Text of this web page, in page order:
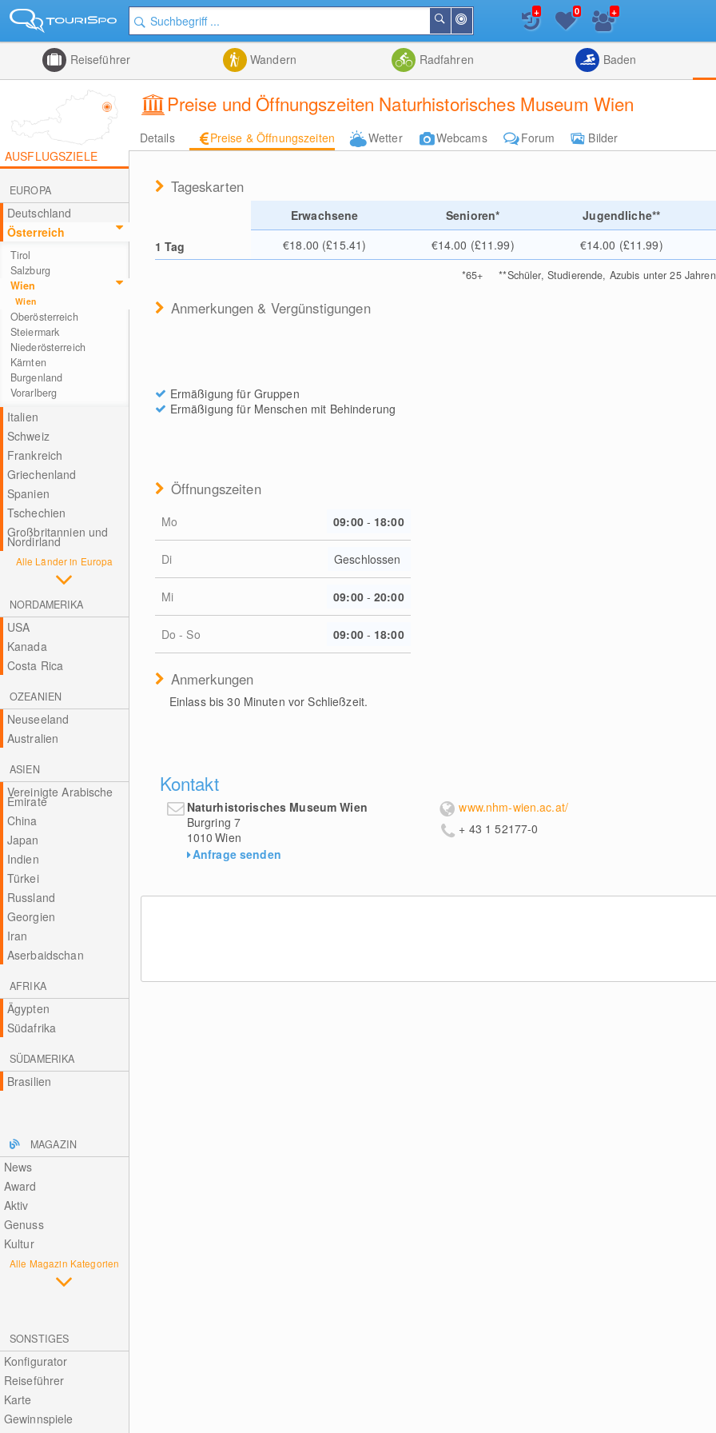
der
Suchen
Listenansicht
+ 0 +
Reiseführer Wandern Radfahren Baden
Preise und Öffnungszeiten Naturhistorisches Museum Wien
Details Preise & Öffnungszeiten Wetter Webcams Forum
Bilder
AUSFLUGSZIELE
EUROPA
Deutschland
Österreich
Tirol
Salzburg
Wien
Wien
Oberösterreich
Steiermark
Niederösterreich
Kärnten
Burgenland
Vorarlberg
Italien
Schweiz
Frankreich
Griechenland
Spanien
Tschechien
Großbritannien und
Nordirland
Alle Länder in Europa
NORDAMERIKA
USA
Kanada
Costa Rica
OZEANIEN
Neuseeland
Australien
ASIEN
Vereinigte Arabische
Emirate
China
Japan
Indien
Türkei
Russland
Georgien
Iran
Aserbaidschan
AFRIKA
Ägypten
Südafrika
SÜDAMERIKA
Brasilien
MAGAZIN
News
Award
Aktiv
Genuss
Kultur
Alle Magazin Kategorien
SONSTIGES
Konfigurator
Reiseführer
Karte
Gewinnspiele
Tageskarten
Erwachsene Senioren* Jugendliche**
1 Tag
€18.00 (£15.41) €14.00 (£11.99) €14.00 (£11.99)
*65+ **Schüler, Studierende, Azubis unter 25 Jahren
Anmerkungen & Vergünstigungen
Ermäßigung für Gruppen
Ermäßigung für Menschen mit Behinderung
Öffnungszeiten
Mo 09:00 - 18:00
Di Geschlossen
Mi 09:00 - 20:00
Do - So 09:00 - 18:00
Anmerkungen
Einlass bis 30 Minuten vor Schließzeit.
Kontakt
Naturhistorisches Museum Wien
Burgring 7
1010 Wien
Anfrage senden
www.nhm-wien.ac.at/
+ 43 1 52177-0